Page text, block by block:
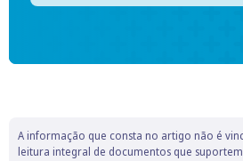
A informação que consta no artigo não é
leitura integral de documentos que